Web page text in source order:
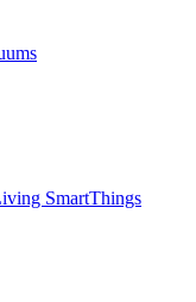
SmartThings